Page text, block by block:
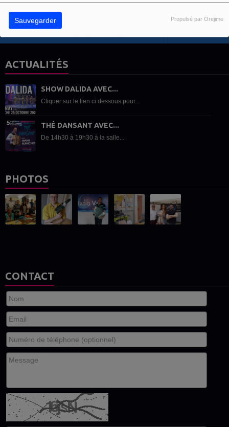
Sauvegarder Propulsé par Orejime
ACTUALITÉS
SHOW DALIDA AVEC...
Cliquer sur le lien ci dessous pour...
THÉ DANSANT AVEC...
De 14h30 à 19h30 à la salle...
PHOTOS
CONTACT